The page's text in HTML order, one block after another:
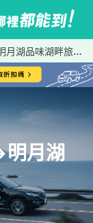
湖品味湖畔旅店
月湖